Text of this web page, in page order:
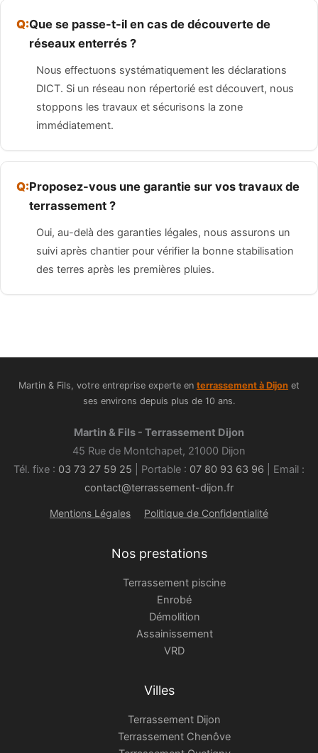
Que se passe-t-il en cas de découverte de
réseaux enterrés ?
Nous effectuons systématiquement les déclarations
DICT. Si un réseau non répertorié est découvert, nous
stoppons les travaux et sécurisons la zone
immédiatement.
Proposez-vous une garantie sur vos travaux de
terrassement ?
Oui, au-delà des garanties légales, nous assurons un
suivi après chantier pour vérifier la bonne stabilisation
des terres après les premières pluies.
Martin & Fils, votre entreprise experte en terrassement à Dijon et
ses environs depuis plus de 10 ans.
Martin & Fils - Terrassement Dijon
45 Rue de Montchapet, 21000 Dijon
Tél. fixe : 03 73 27 59 25 | Portable : 07 80 93 63 96 | Email :
contact@terrassement-dijon.fr
Mentions Légales Politique de Confidentialité
Nos prestations
Terrassement piscine
Enrobé
Démolition
Assainissement
VRD
Villes
Terrassement Dijon
Terrassement Chenôve